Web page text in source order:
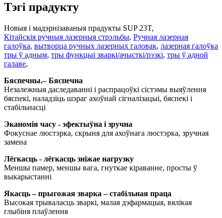
Тэгі прадукту
Новыя і мадэрнізаваныя прадукты SUP 23T,
Кітайскія ручныя лазерныя стрэльбы, Ручная лазерная
галоўка, вытворца ручных лазерных галовак, лазерная галоўка
тры ў адным, тры функцыі зваркі/ачысткі/рэзкі, тры ў адной
галаве,
Бяспечны.– Бяспечна
Незалежныя даследаванні і распрацоўкі сістэмы выяўлення
бяспекі, наладзіць шэраг ахоўнай сігналізацыі, бяспекі і
стабільнасці
Эканомія часу - эфектыўна і зручна
Фокуснае люстэрка, скрыня для ахоўнага люстэрка, зручная
замена
Лёгкасць - лёгкасць зніжае нагрузку
Меншы памер, меншы вага, гнуткае кіраванне, просты ў
выкарыстанні
Якасць – прыгожая зварка – стабільная праца
Высокая трываласць зваркі, малая дэфармацыя, вялікая
глыбіня плаўлення